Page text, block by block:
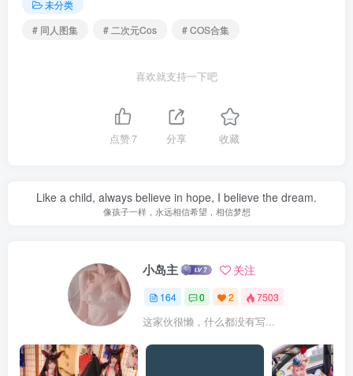
未分类
# 同人图集
# 二次元Cos # COS合集
喜欢就支持一下吧
点赞7 分享 收藏
Like a child, always believe in hope, I believe the dream.
像孩子一样，永远相信希望，相信梦想
小岛主 关注
164 0 2 7503
这家伙很懒，什么都没有写...